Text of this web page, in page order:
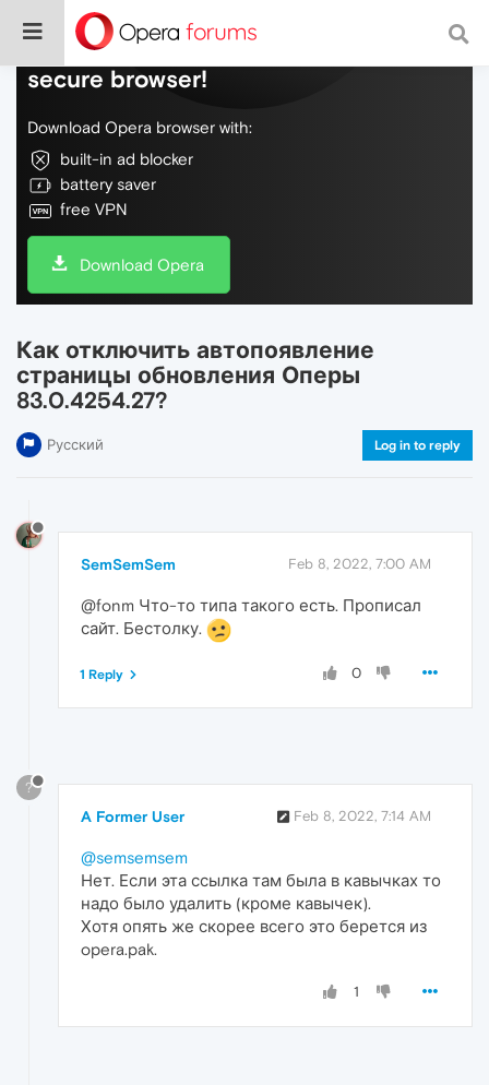
Do more on the web, with a fast and
secure browser!
Download Opera browser with:
built-in ad blocker
battery saver
free VPN
Download Opera
Как отключить автопоявление
страницы обновления Оперы
83.0.4254.27?
Русский Log in to reply
SemSemSem Feb 8, 2022, 7:00 AM
@fonm Что-то типа такого есть. Прописал
сайт. Бестолку.
0
1 Reply
?
A Former User Feb 8, 2022, 7:14 AM
@semsemsem
Нет. Если эта ссылка там была в кавычках то
надо было удалить (кроме кавычек).
Хотя опять же скорее всего это берется из
opera.pak.
1